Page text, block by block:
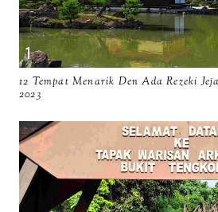
12 Tempat Menarik Den Ada Rezeki
2023